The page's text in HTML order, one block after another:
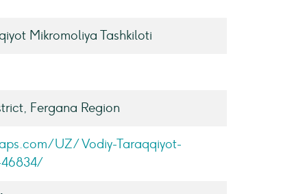
Mikromoliya Tashkiloti
Fergana Region
UZ/Vodiy-Taraqqiyot-
46834/